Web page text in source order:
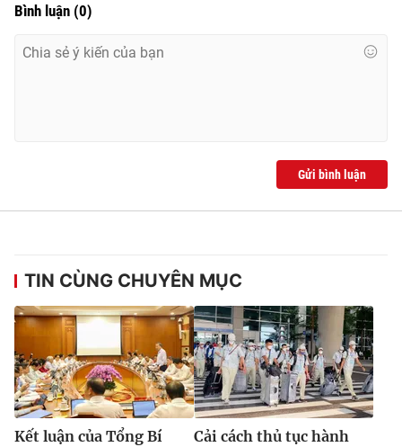
Bình luận (0)
Gửi bình luận
TIN CÙNG CHUYÊN MỤC
Kết luận của Tổng Bí
Cải cách thủ tục hành